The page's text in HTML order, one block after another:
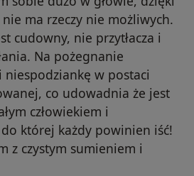
ma rzeczy nie możliwych.
cudowny, nie przytłacza i
Na pożegnanie
niespodziankę w postaci
co udowadnia że jest
człowiekiem i
której każdy powinien iść!
z czystym sumieniem i